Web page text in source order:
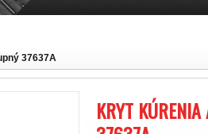
37637A
KRYT